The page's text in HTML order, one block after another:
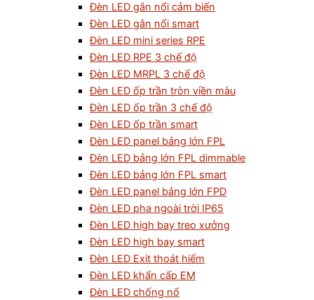
Đèn LED gắn nổi cảm biến
Đèn LED gắn nổi smart
Đèn LED mini series RPE
Đèn LED RPE 3 chế độ
Đèn LED MRPL 3 chế độ
Đèn LED ốp trần tròn viền màu
Đèn LED ốp trần 3 chế độ
Đèn LED ốp trần smart
Đèn LED panel bảng lớn FPL
Đèn LED bảng lớn FPL dimmable
Đèn LED bảng lớn FPL smart
Đèn LED panel bảng lớn FPD
Đèn LED pha ngoài trời IP65
Đèn LED high bay treo xưởng
Đèn LED high bay smart
Đèn LED Exit thoát hiểm
Đèn LED khẩn cấp EM
Đèn LED chống nổ